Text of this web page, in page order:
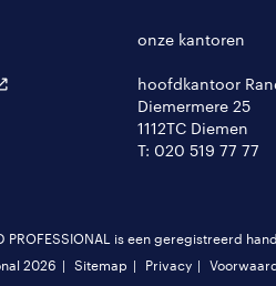
onze kantoren
hoofdkantoor
Diemermere 25
1112TC Diemen
T: 020 519 77 77
PROFESSIONAL is een geregistreerd
2026
Sitemap Privacy